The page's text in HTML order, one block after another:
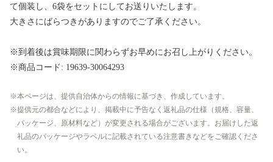
て個装し、6袋をセットにしてお送りいたします。
大きさにばらつきがありますのでご了承ください。
※到着後は賞味期限に関わらずお早めにお召し上がりください。
※商品コード: 19639-30064293
本ページは、提供自治体からの情報に基づき、作成しています。
提供元の都合などにより、掲載中に予告なく返礼品の仕様（規格、容量、
パッケージ、原材料など）が変更される場合がございます。お届けした返
礼品のパッケージやラベルに記載されている注意書きなどをご確認くださ
い。